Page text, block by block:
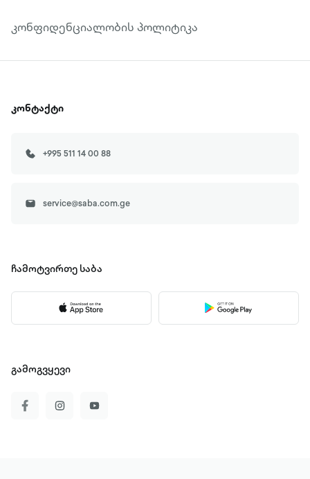
კონფიდენციალობის პოლიტიკა
კონტაქტი
+995 511 14 00 88
service@saba.com.ge
ჩამოტვირთე საბა
გამოგვყევი